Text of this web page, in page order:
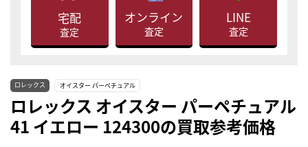
宅配
査定
オンライン
査定
LINE
査定
ロレックス オイスター パーペチュアル
ロレックス オイスター パーペチュアル
41 イエロー 124300の買取参考価格